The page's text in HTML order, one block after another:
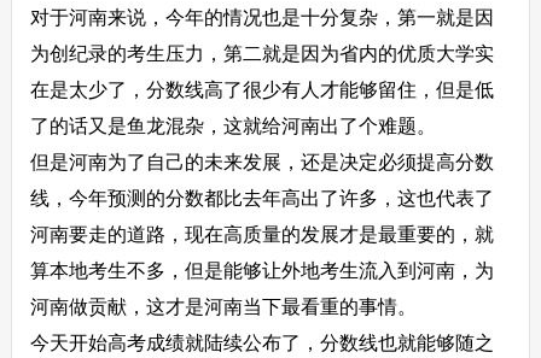
对于河南来说，今年的情况也是十分复杂，第一就是因
为创纪录的考生压力，第二就是因为省内的优质大学实
在是太少了，分数线高了很少有人才能够留住，但是低
了的话又是鱼龙混杂，这就给河南出了个难题。
但是河南为了自己的未来发展，还是决定必须提高分数
线，今年预测的分数都比去年高出了许多，这也代表了
河南要走的道路，现在高质量的发展才是最重要的，就
算本地考生不多，但是能够让外地考生流入到河南，为
河南做贡献，这才是河南当下最看重的事情。
今天开始高考成绩就陆续公布了，分数线也就能够随之